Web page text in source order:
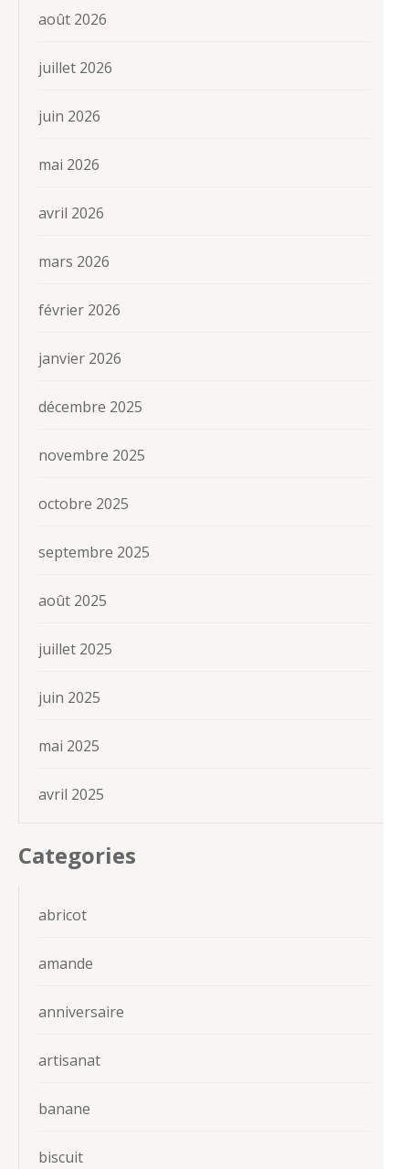
août 2026
juillet 2026
juin 2026
mai 2026
avril 2026
mars 2026
février 2026
janvier 2026
décembre 2025
novembre 2025
octobre 2025
septembre 2025
août 2025
juillet 2025
juin 2025
mai 2025
avril 2025
Categories
abricot
amande
anniversaire
artisanat
banane
biscuit